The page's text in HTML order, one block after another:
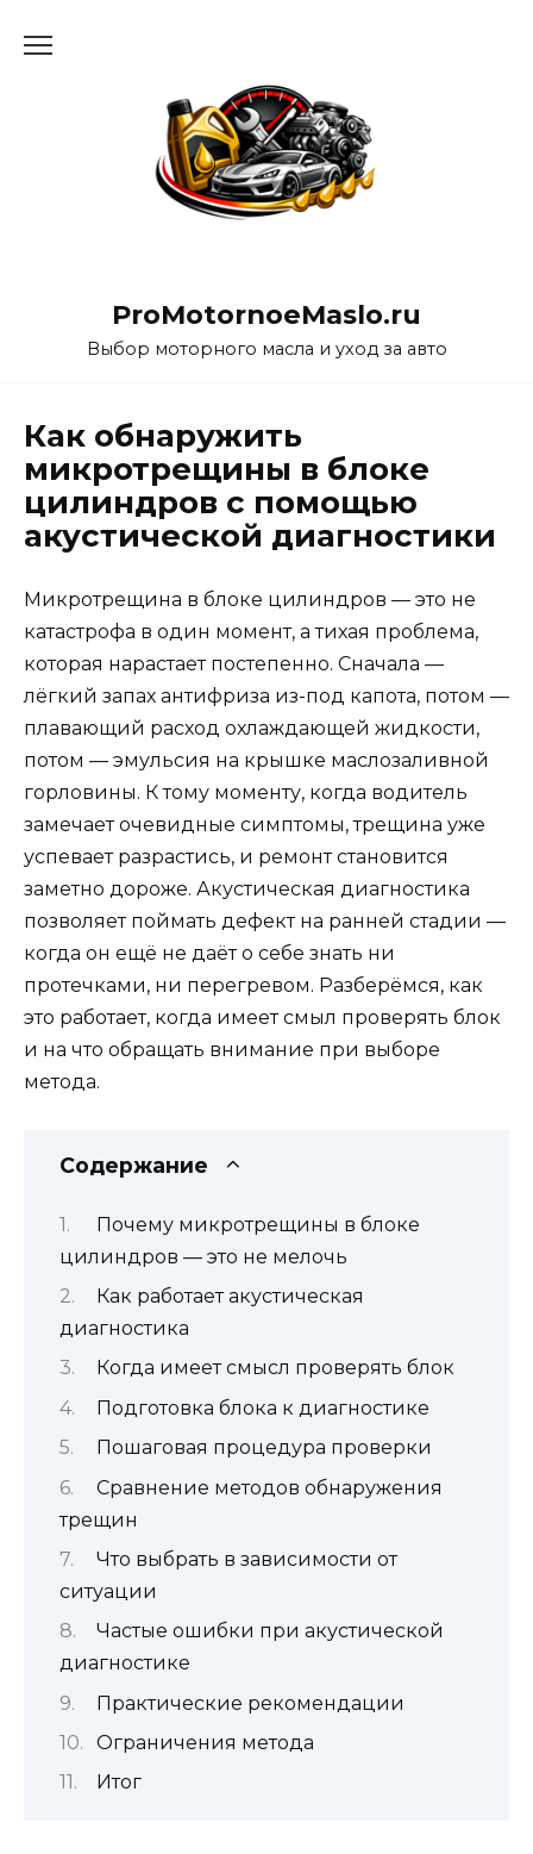
ProMotornoeMaslo.ru
Выбор моторного масла и уход за авто
Как обнаружить
микротрещины в блоке
цилиндров с помощью
акустической диагностики
Микротрещина в блоке цилиндров — это не
катастрофа в один момент, а тихая проблема,
которая нарастает постепенно. Сначала —
лёгкий запах антифриза из-под капота, потом —
плавающий расход охлаждающей жидкости,
потом — эмульсия на крышке маслозаливной
горловины. К тому моменту, когда водитель
замечает очевидные симптомы, трещина уже
успевает разрастись, и ремонт становится
заметно дороже. Акустическая диагностика
позволяет поймать дефект на ранней стадии —
когда он ещё не даёт о себе знать ни
протечками, ни перегревом. Разберёмся, как
это работает, когда имеет смыл проверять блок
и на что обращать внимание при выборе
метода.
Содержание
Почему микротрещины в блоке
цилиндров — это не мелочь
Как работает акустическая
диагностика
Когда имеет смысл проверять блок
Подготовка блока к диагностике
Пошаговая процедура проверки
Сравнение методов обнаружения
трещин
Что выбрать в зависимости от
ситуации
Частые ошибки при акустической
диагностике
Практические рекомендации
Ограничения метода
Итог